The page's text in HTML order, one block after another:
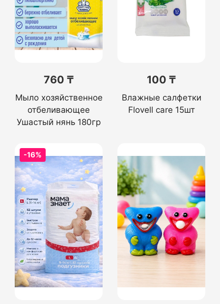
760 ₸
Мыло хозяйственное
отбеливающее
Ушастый нянь 180гр
100 ₸
Влажные салфетки
Flovell care 15шт
-16%